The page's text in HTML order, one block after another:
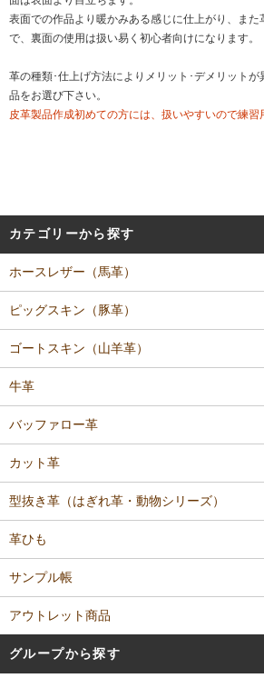
表面での作品より暖かみある感じに仕上がり、ま
で、裏面の使用は扱い易く初心者向けになります。
革の種類･仕上げ方法によりメリット･デメリット
品をお選び下さい。
皮革製品作成初めての方には、扱いやすいので練習
カテゴリーから探す
ホースレザー（馬革）
ピッグスキン（豚革）
ゴートスキン（山羊革）
牛革
バッファロー革
カット革
型抜き革（はぎれ革・動物シリーズ）
革ひも
サンプル帳
アウトレット商品
グループから探す